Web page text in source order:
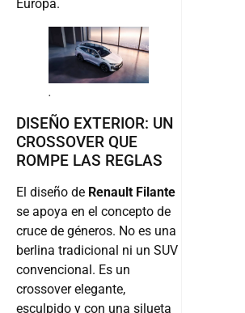
Europa.
.
DISEÑO EXTERIOR: UN
CROSSOVER QUE
ROMPE LAS REGLAS
El diseño de Renault Filante
se apoya en el concepto de
cruce de géneros. No es una
berlina tradicional ni un SUV
convencional. Es un
crossover elegante,
esculpido y con una silueta